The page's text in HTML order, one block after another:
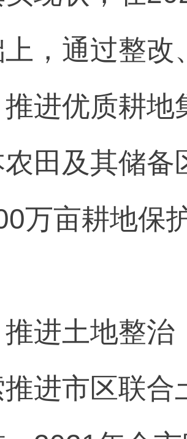
，通过整改
进优质耕地
田及其储备
万亩耕地保
推进土地整治
进市区联合